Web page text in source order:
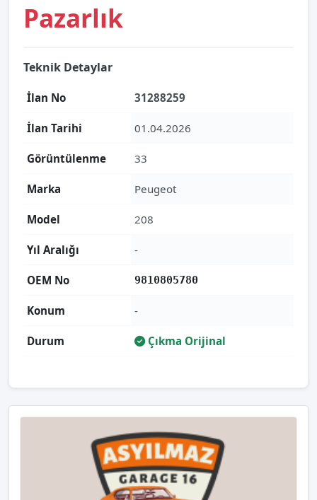
Pazarlık
Teknik Detaylar
İlan No 31288259
İlan Tarihi 01.04.2026
Görüntülenme 33
Marka Peugeot
Model 208
Yıl Aralığı -
OEM No 9810805780
Konum -
Durum Çıkma Orijinal